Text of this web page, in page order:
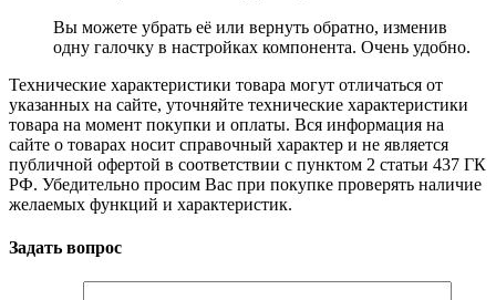
Вы можете убрать её или вернуть обратно, изменив
одну галочку в настройках компонента. Очень удобно.
Технические характеристики товара могут отличаться от
указанных на сайте, уточняйте технические характеристики
товара на момент покупки и оплаты. Вся информация на
сайте о товарах носит справочный характер и не является
публичной офертой в соответствии с пунктом 2 статьи 437 ГК
РФ. Убедительно просим Вас при покупке проверять наличие
желаемых функций и характеристик.
Задать вопрос